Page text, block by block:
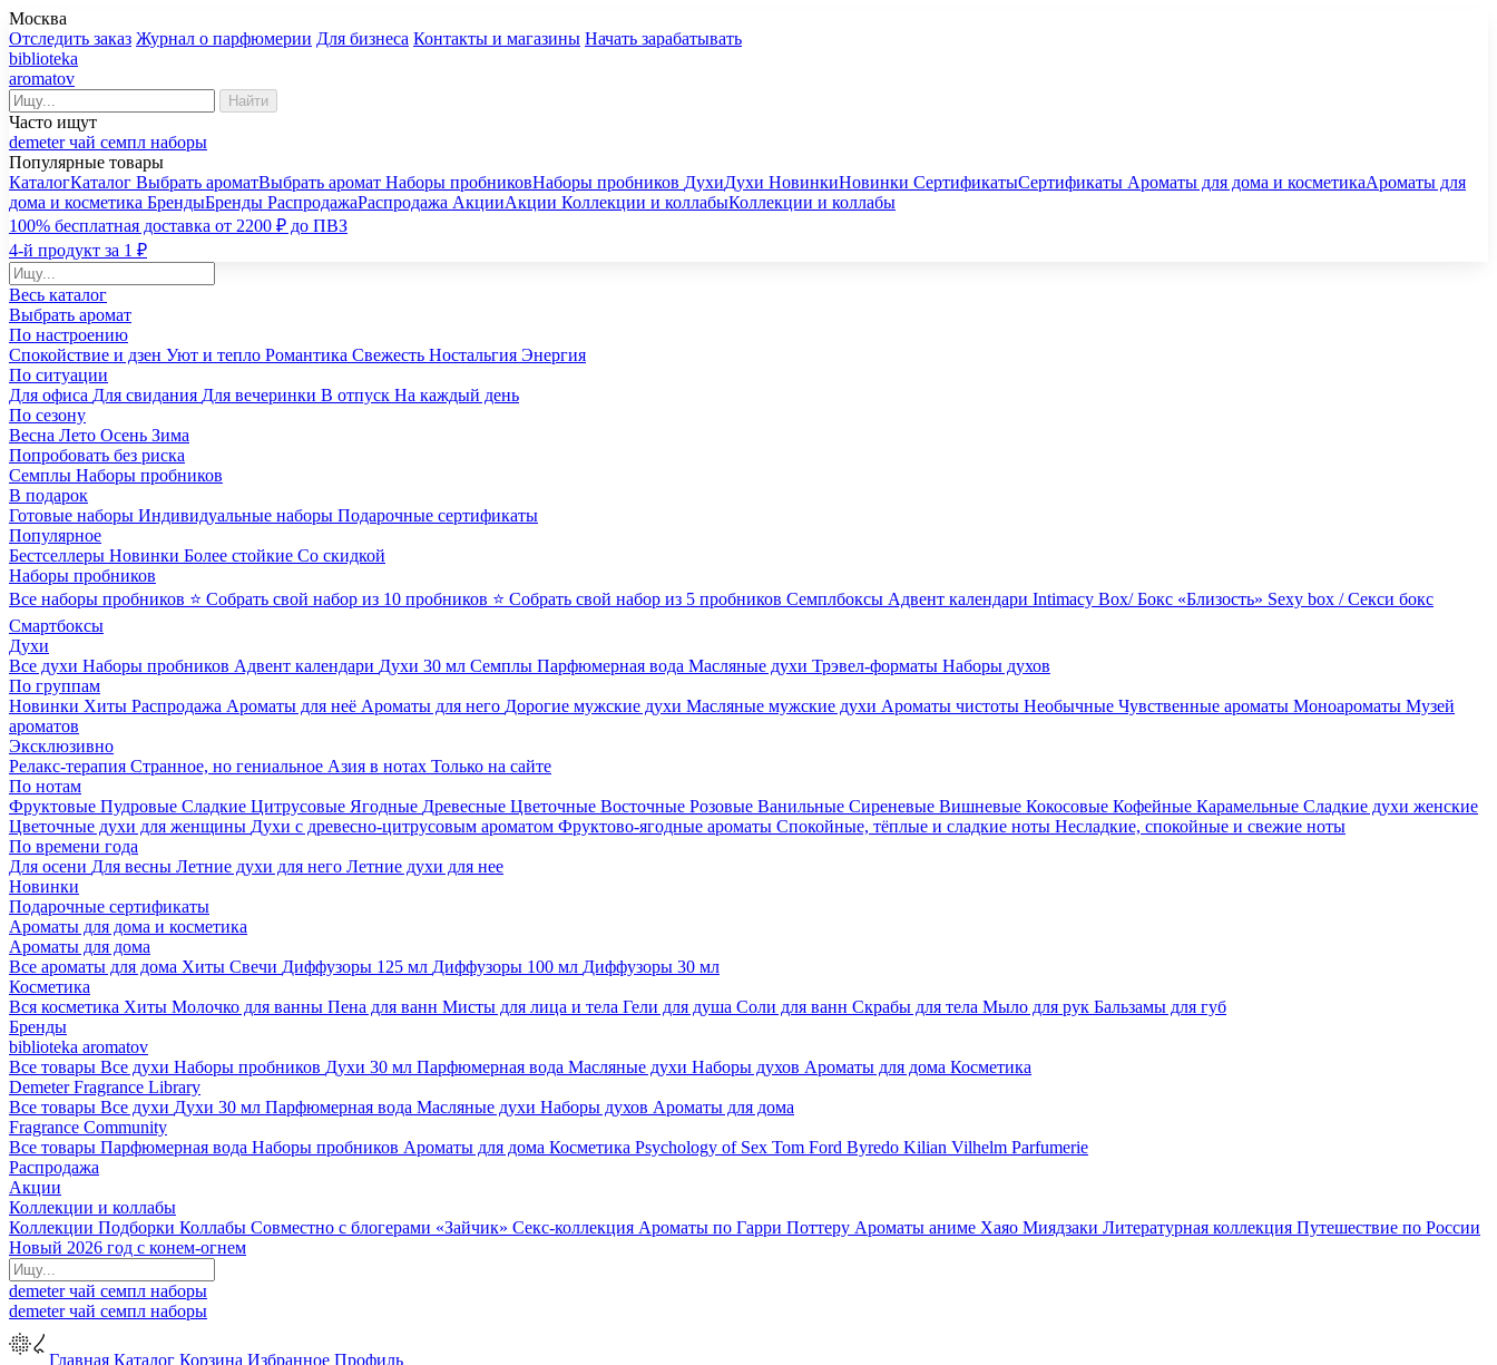
Москва
Отследить заказ Журнал о парфюмерии Для бизнеса Контакты и магазины Начать зарабатывать
biblioteka
aromatov
Найти
Часто ищут
demeterчай семпл наборы
Популярные товары
КаталогКаталог Выбрать ароматВыбрать аромат Наборы пробниковНаборы пробников ДухиДухи НовинкиНовинки СертификатыСертификаты Ароматы для дома и косметикаАроматы для
дома и косметика БрендыБренды РаспродажаРаспродажа АкцииАкции Коллекции и коллабыКоллекции и коллабы
100% бесплатная доставка от 2200 ₽ до ПВЗ
4-й продукт за 1 ₽
Весь каталог
Выбрать аромат
По настроению
Спокойствие и дзен Уют и тепло Романтика Свежесть Ностальгия Энергия
По ситуации
Для офиса Для свидания Для вечеринки В отпуск На каждый день
По сезону
Весна Лето Осень Зима
Попробовать без риска
Семплы Наборы пробников
В подарок
Готовые наборы Индивидуальные наборы Подарочные сертификаты
Популярное
Бестселлеры Новинки Более стойкие Со скидкой
Наборы пробников
Все наборы пробников ⭐ Собрать свой набор из 10 пробников ⭐ Собрать свой набор из 5 пробников Семплбоксы Адвент календари Intimacy Box/ Бокс «Близость» Sexy box / Секси бокс
Смартбоксы
Духи
Все духи Наборы пробников Адвент календари Духи 30 мл Семплы Парфюмерная вода Масляные духи Трэвел-форматы Наборы духов
По группам
Новинки Хиты Распродажа Ароматы для неё Ароматы для него Дорогие мужские духи Масляные мужские духи Ароматы чистоты Необычные Чувственные ароматы Моноароматы Музей
ароматов
Эксклюзивно
Релакс-терапия Странное, но гениальное Азия в нотах Только на сайте
По нотам
Фруктовые Пудровые Сладкие Цитрусовые Ягодные Древесные Цветочные Восточные Розовые Ванильные Сиреневые Вишневые Кокосовые Кофейные Карамельные Сладкие духи женские
Цветочные духи для женщины Духи с древесно-цитрусовым ароматом Фруктово-ягодные ароматы Спокойные, тёплые и сладкие ноты Несладкие, спокойные и свежие ноты
По времени года
Для осени Для весны Летние духи для него Летние духи для нее
Новинки
Подарочные сертификаты
Ароматы для дома и косметика
Ароматы для дома
Все ароматы для дома Хиты Свечи Диффузоры 125 мл Диффузоры 100 мл Диффузоры 30 мл
Косметика
Вся косметика Хиты Молочко для ванны Пена для ванн Мисты для лица и тела Гели для душа Соли для ванн Скрабы для тела Мыло для рук Бальзамы для губ
Бренды
biblioteka aromatov
Все товары Все духи Наборы пробников Духи 30 мл Парфюмерная вода Масляные духи Наборы духов Ароматы для дома Косметика
Demeter Fragrance Library
Все товары Все духи Духи 30 мл Парфюмерная вода Масляные духи Наборы духов Ароматы для дома
Fragrance Community
Все товары Парфюмерная вода Наборы пробников Ароматы для дома Косметика Psychology of Sex Tom Ford Byredo Kilian Vilhelm Parfumerie
Распродажа
Акции
Коллекции и коллабы
Коллекции Подборки Коллабы Совместно с блогерами «Зайчик» Секс-коллекция Ароматы по Гарри Поттеру Ароматы аниме Хаяо Миядзаки Литературная коллекция Путешествие по России
Новый 2026 год с конем-огнем
demeterчай семпл наборы
demeterчай семпл наборы
Главная Каталог Корзина Избранное Профиль